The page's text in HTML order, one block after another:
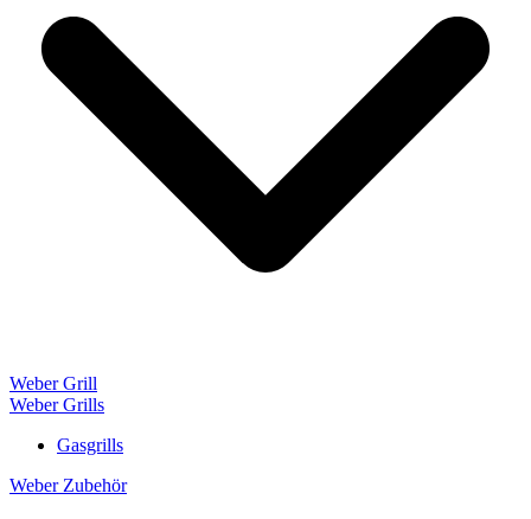
Weber Grill
Weber Grills
Gasgrills
Weber Zubehör